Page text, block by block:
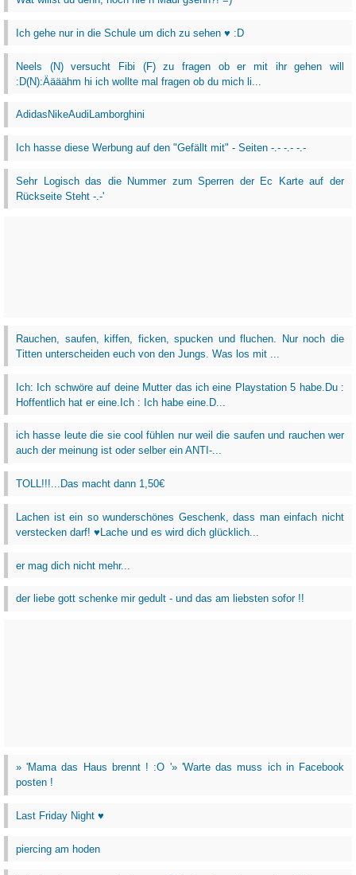
Ich gehe nur in die Schule um dich zu sehen ♥ :D
Neels (N) versucht Fibi (F) zu fragen ob er mit ihr gehen will
:D(N):Äääähm hi ich wollte mal fragen ob du mich li...
AdidasNikeAudiLamborghini
Ich hasse diese Werbung auf den "Gefällt mit" - Seiten -.- -.- -.-
Sehr Logisch das die Nummer zum Sperren der Ec Karte auf der
Rückseite Steht -.-'
Rauchen, saufen, kiffen, ficken, spucken und fluchen. Nur noch die
Titten unterscheiden euch von den Jungs. Was los mit ...
Ich: Ich schwöre auf deine Mutter das ich eine Playstation 5 habe.Du :
Hoffentlich hat er eine.Ich : Ich habe eine.D...
ich hasse leute die sie cool fühlen nur weil die saufen und rauchen wer
auch der meinung ist oder selber ein ANTI-...
TOLL!!!...Das macht dann 1,50€
Lachen ist ein so wunderschönes Geschenk, dass man einfach nicht
verstecken darf! ♥Lache und es wird dich glücklich...
er mag dich nicht mehr...
der liebe gott schenke mir gedult - und das am liebsten sofor !!
» 'Mama das Haus brennt ! :O '» 'Warte das muss ich in Facebook
posten !
Last Friday Night ♥
piercing am hoden